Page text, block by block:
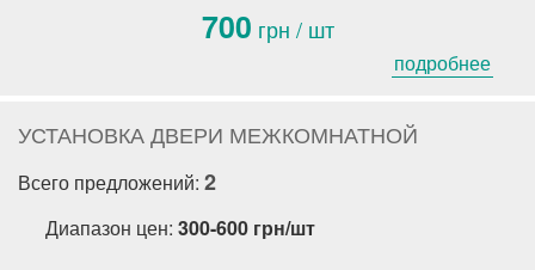
700 грн / шт
подробнее
УСТАНОВКА ДВЕРИ МЕЖКОМНАТНОЙ
Всего предложений: 2
Диапазон цен: 300-600 грн/шт